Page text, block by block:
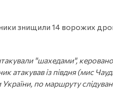
знищили 14 ворожих
атакували "шахедами",
атакував із півдня (мис
України, по маршруту